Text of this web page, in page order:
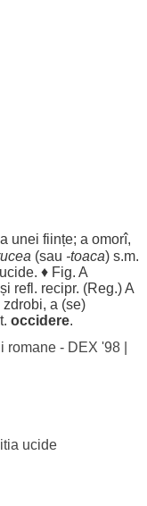
unei ființe; a omorî,
(sau -toaca) s.m.
. ♦ Fig. A
refl. recipr. (Reg.) A
zdrobi, a (se)
occidere.
romane - DEX '98|
ucide